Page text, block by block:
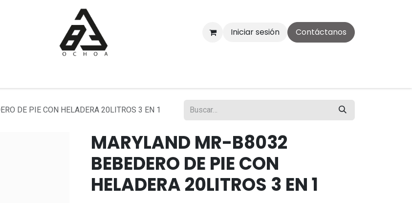
Iniciar sesión Contáctanos
DE PIE CON HELADERA 20LITROS 3 EN 1
MARYLAND MR-B8032
BEBEDERO DE PIE CON
HELADERA 20LITROS 3 EN 1